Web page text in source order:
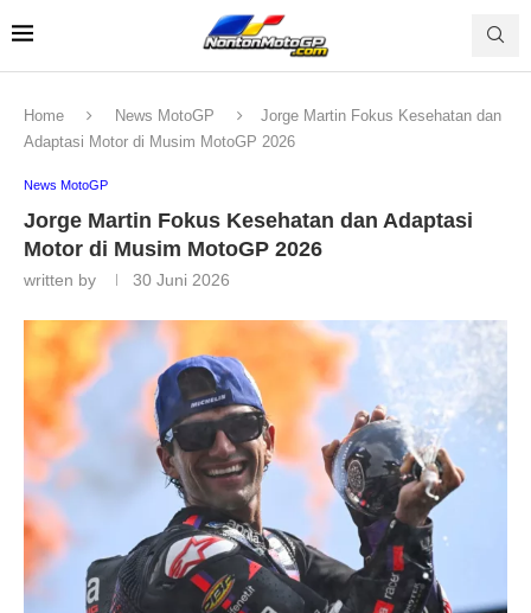
Home News MotoGP
Jorge Martin Fokus Kesehatan dan
Adaptasi Motor di Musim MotoGP 2026
News MotoGP
Jorge Martin Fokus Kesehatan dan Adaptasi
Motor di Musim MotoGP 2026
written by 30 Juni 2026